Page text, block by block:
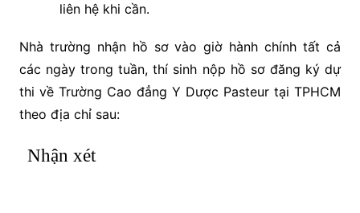
liên hệ khi cần.
Nhà trường nhận hồ sơ vào giờ hành chính tất cả
các ngày trong tuần, thí sinh nộp hồ sơ đăng ký dự
thi về Trường Cao đẳng Y Dược Pasteur tại TPHCM
theo địa chỉ sau:
Nhận xét